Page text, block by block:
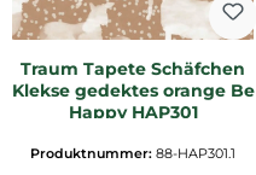
Traum Tapete Schäfchen
Klekse gedektes orange Be
Happy HAP301
Produktnummer: 88-HAP301.1